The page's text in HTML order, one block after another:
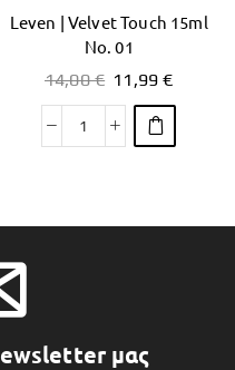
Leven | Velvet Touch 15ml
No. 01
14,00€ 11,99€
μας